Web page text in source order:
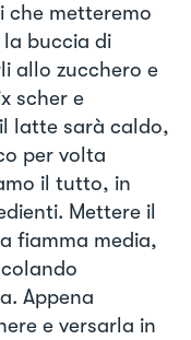
che metteremo
buccia di
allo zucchero e
scher e
latte sarà caldo,
per volta
il tutto, in
Mettere il
fiamma media,
Appena
e versarla in